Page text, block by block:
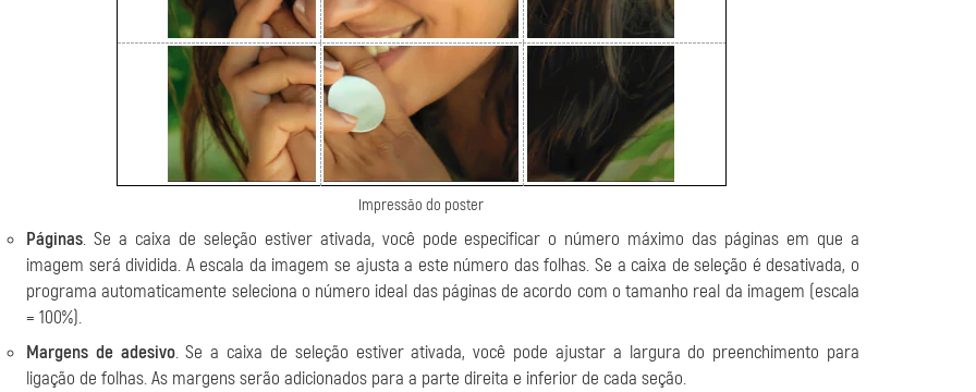
Impressão do poster
Páginas. Se a caixa de seleção estiver ativada, você pode especificar o número máximo das páginas em que a
imagem será dividida. A escala da imagem se ajusta a este número das folhas. Se a caixa de seleção é desativada, o
programa automaticamente seleciona o número ideal das páginas de acordo com o tamanho real da imagem (escala
= 100%).
Margens de adesivo. Se a caixa de seleção estiver ativada, você pode ajustar a largura do preenchimento para
ligação de folhas. As margens serão adicionados para a parte direita e inferior de cada seção.